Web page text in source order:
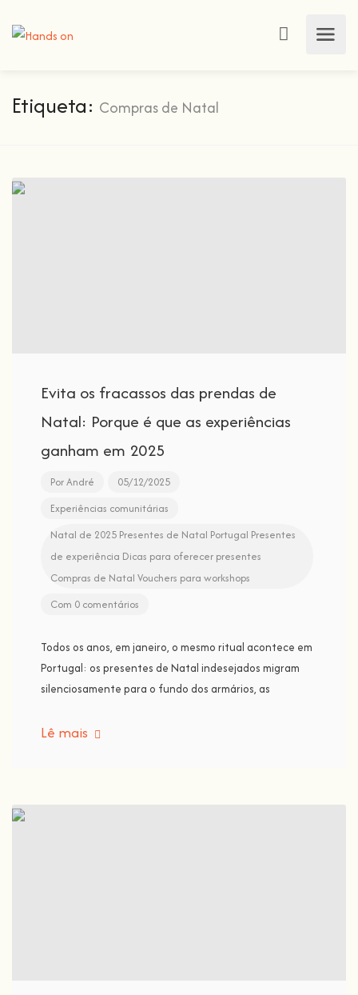
Etiqueta: Compras de Natal
Evita os fracassos das prendas de
Natal: Porque é que as experiências
ganham em 2025
PorAndré
05/12/2025
Experiências comunitárias
Natal de 2025 Presentes de Natal Portugal Presentes
de experiência Dicas para oferecer presentes
Compras de Natal Vouchers para workshops
Com 0 comentários
Todos os anos, em janeiro, o mesmo ritual acontece em
Portugal: os presentes de Natal indesejados migram
silenciosamente para o fundo dos armários, as
Lê mais